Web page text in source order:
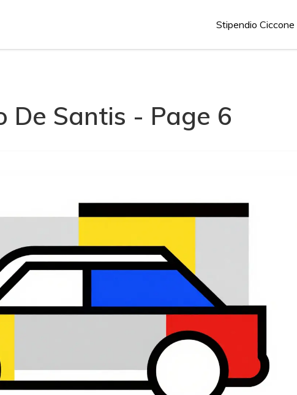
Stipendio Ciccone
De Santis - Page 6